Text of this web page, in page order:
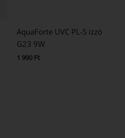
AquaForte UVC PL-S izzó
G23 9W
1 990 Ft